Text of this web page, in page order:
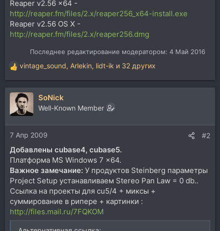
Reaper v2.56 x64 -
http://reaper.fm/files/2.x/reaper256_x64-install.exe
Reaper v2.56 OS X -
http://reaper.fm/files/2.x/reaper256.dmg
Последнее редактирование модератором: 4 Май 2016
Р
е
а
и
и
:
vintage_sound, Arlekin, lidt-ik и 32 других
SoNick
Well-Known Member
7 Апр 2009 #2
Добавлены cubase4, cubase5.
Платформа MS Windows 7 x64.
Важное замечание: У продуктов Steinberg параметры
Project Setup устанавливаем Stereo Pan Law = 0 db..
Ссылка на проекты для cu5/4 + миксы +
суммирование в рипере + картинки :
http://files.mail.ru/7FQKOM